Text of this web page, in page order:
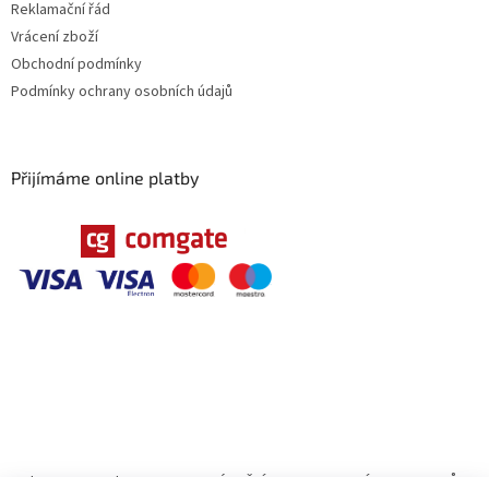
Reklamační řád
Vrácení zboží
Obchodní podmínky
Podmínky ochrany osobních údajů
Přijímáme online platby